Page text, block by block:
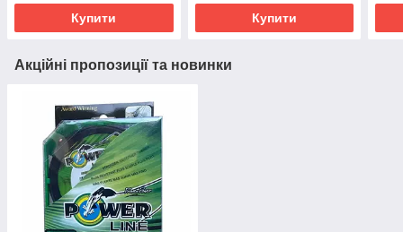
Купити Купити
Акційні пропозиції та новинки